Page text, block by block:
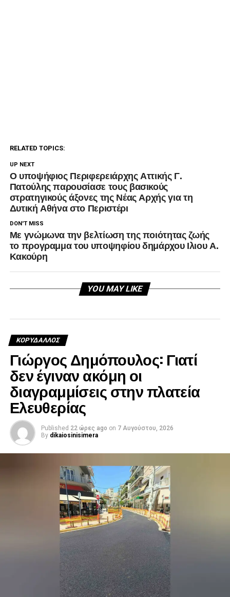
RELATED TOPICS:
UP NEXT
Ο υποψήφιος Περιφερειάρχης Αττικής Γ.
Πατούλης παρουσίασε τους βασικούς
στρατηγικούς άξονες της Νέας Αρχής για τη
Δυτική Αθήνα στο Περιστέρι
DON'T MISS
Με γνώμωνα την βελτίωση της ποιότητας ζωής
το προγραμμα του υποψηφίου δημάρχου Ιλιου Α.
Κακούρη
YOU MAY LIKE
ΚΟΡΥΔΑΛΛΟΣ
Γιώργος Δημόπουλος: Γιατί
δεν έγιναν ακόμη οι
διαγραμμίσεις στην πλατεία
Ελευθερίας
Published 22 ώρες ago on 7 Αυγούστου, 2026
By dikaiosinisimera